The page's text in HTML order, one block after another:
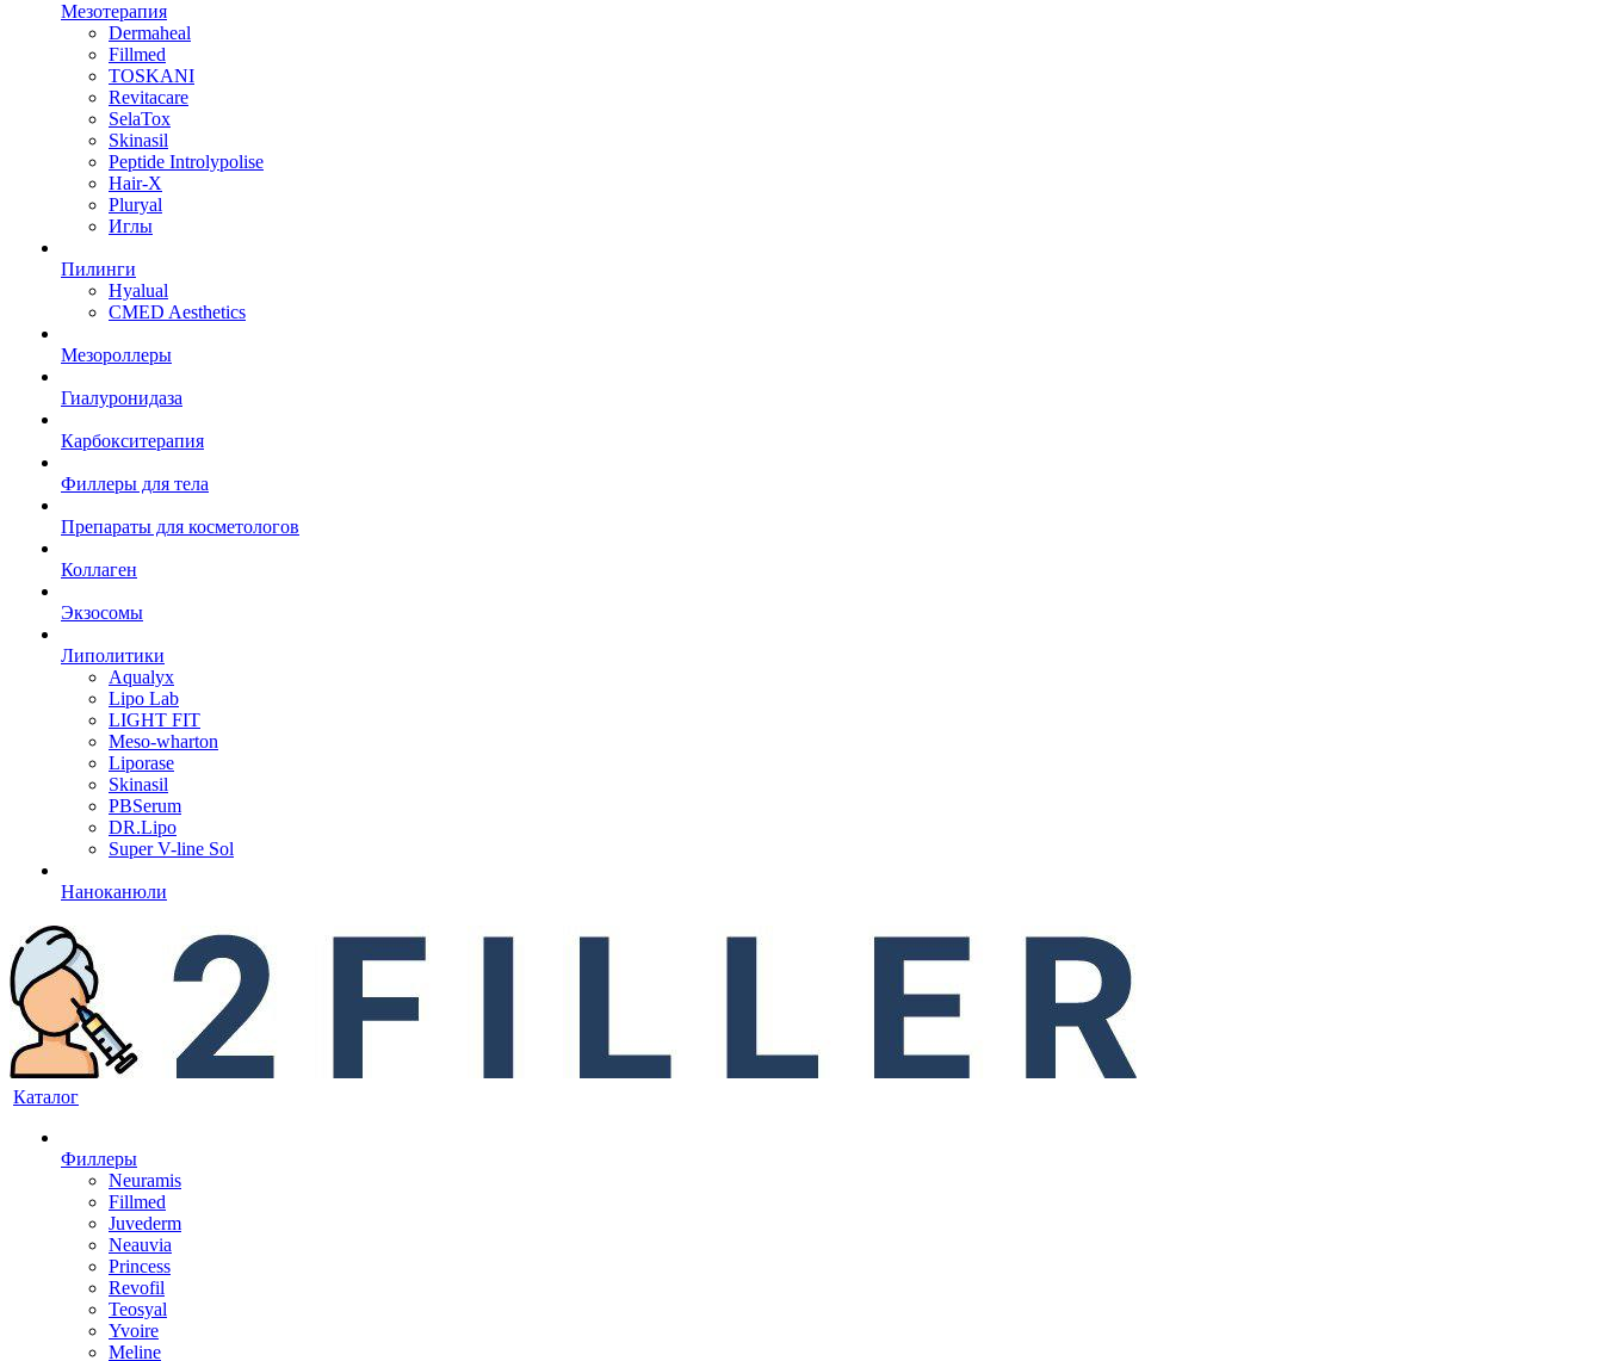
Мезотерапия
Dermaheal
Fillmed
TOSKANI
Revitacare
SelaTox
Skinasil
Peptide Introlypolise
Hair-X
Pluryal
Иглы
Пилинги
Hyalual
CMED Aesthetics
Мезороллеры
Гиалуронидаза
Карбокситерапия
Филлеры для тела
Препараты для косметологов
Коллаген
Экзосомы
Липолитики
Aqualyx
Lipo Lab
LIGHT FIT
Meso-wharton
Liporase
Skinasil
PBSerum
DR.Lipo
Super V-line Sol
Наноканюли
Каталог
Филлеры
Neuramis
Fillmed
Juvederm
Neauvia
Princess
Revofil
Teosyal
Yvoire
Meline